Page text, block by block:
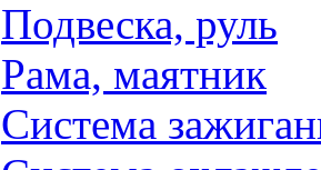
Подвеска, руль
Рама, маятник
Система